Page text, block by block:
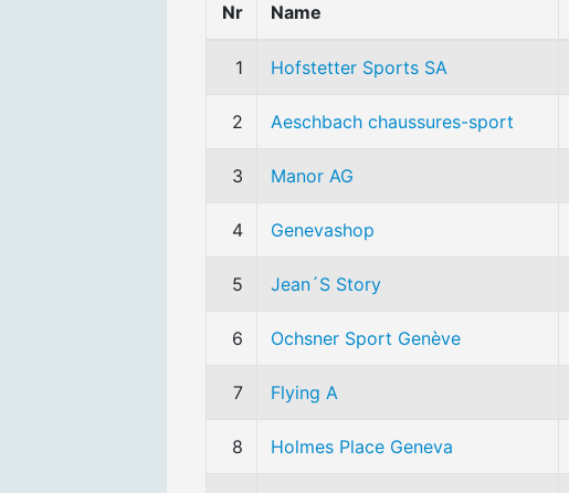
Nr Name
1 Hofstetter Sports SA
2 Aeschbach chaussures-sport
3 Manor AG
4 Genevashop
5 Jean´S Story
6 Ochsner Sport Genève
7 Flying A
8 Holmes Place Geneva